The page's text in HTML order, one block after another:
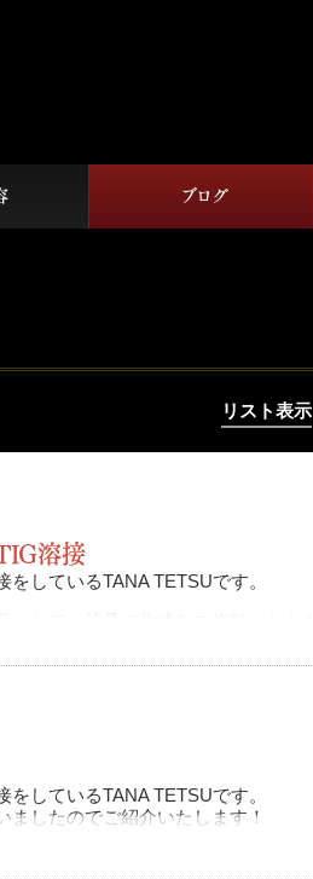
ブログ
リスト表示
溶接
しているTANA TETSUです。
介したいと思います。
しているTANA TETSUです。
したのでご紹介いたします！
様からのお仕事になります。